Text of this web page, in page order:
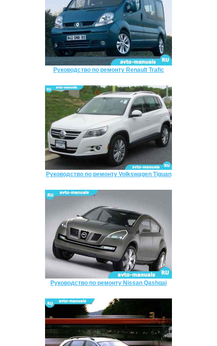
Руководство по ремонту Renault Trafic
Руководство по ремонту Volkswagen Tiguan
Руководство по ремонту Nissan Qashqai